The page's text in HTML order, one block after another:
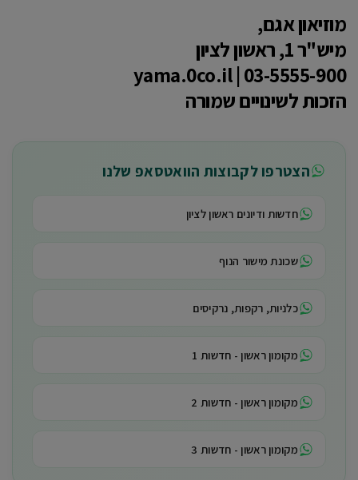
מוזיאון אגם,
מיש"ר 1, ראשון לציון
03-5555-900 | yama.0co.il
הזכות לשינויים שמורה
הצטרפו לקבוצות הוואטסאפ שלנו
חדשות ודיונים ראשון לציון
שכונת מישור הנוף
כלניות, רקפות, נרקיסים
מקומון ראשון - חדשות 1
מקומון ראשון - חדשות 2
מקומון ראשון - חדשות 3